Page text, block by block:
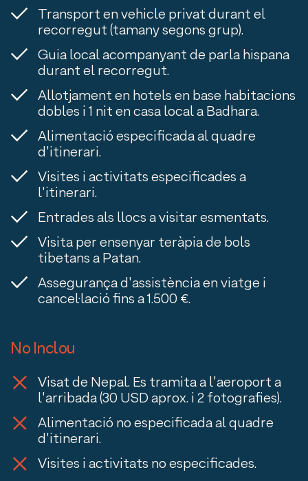
Transport en vehicle privat durant el
recorregut (tamany segons grup).
Guia local acompanyant de parla hispana
durant el recorregut.
Allotjament en hotels en base habitacions
dobles i 1 nit en casa local a Badhara.
Alimentació especificada al quadre
d'itinerari.
Visites i activitats especificades a
l'itinerari.
Entrades als llocs a visitar esmentats.
Visita per ensenyar teràpia de bols
tibetans a Patan.
Assegurança d'assistència en viatge i
cancel·lació fins a 1.500 €.
No Inclou
Visat de Nepal. Es tramita a l'aeroport a
l'arribada (30 USD aprox. i 2 fotografies).
Alimentació no especificada al quadre
d'itinerari.
Visites i activitats no especificades.